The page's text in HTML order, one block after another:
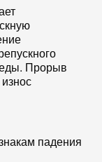
Прорыв
падения